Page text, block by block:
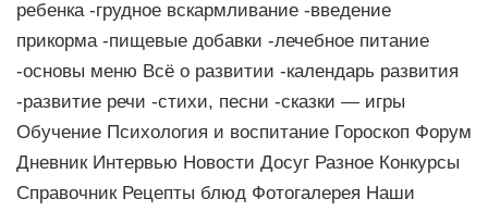
ребенка -грудное вскармливание -введение
прикорма -пищевые добавки -лечебное питание
-основы меню Всё о развитии -календарь развития
-развитие речи -стихи, песни -сказки — игры
Обучение Психология и воспитание Гороскоп Форум
Дневник Интервью Новости Досуг Разное Конкурсы
Справочник Рецепты блюд Фотогалерея Наши